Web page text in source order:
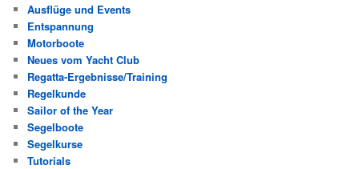
Ausflüge und Events
Entspannung
Motorboote
Neues vom Yacht Club
Regatta-Ergebnisse/Training
Regelkunde
Sailor of the Year
Segelboote
Segelkurse
Tutorials